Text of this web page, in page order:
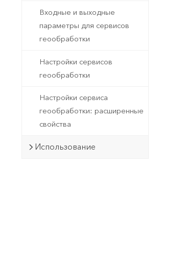
Входные и выходные
параметры для сервисов
геообработки
Настройки сервисов
геообработки
Настройки сервиса
геообработки: расширенные
свойства
Использование